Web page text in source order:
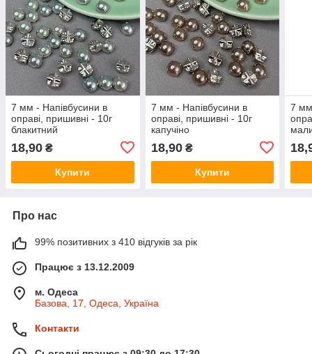
7 мм - Напівбусини в
оправі, пришивні - 10г
блакитний
18,90 ₴
Купити
7 мм - Напівбусини в
оправі, пришивні - 10г
капучіно
18,90₴
Купити
7 мм
Про нас
99% позитивних з 410 відгуків за рік
Працює з 13.12.2009
м. Одеса
Базова, 17, Одеса, Україна
Контакти